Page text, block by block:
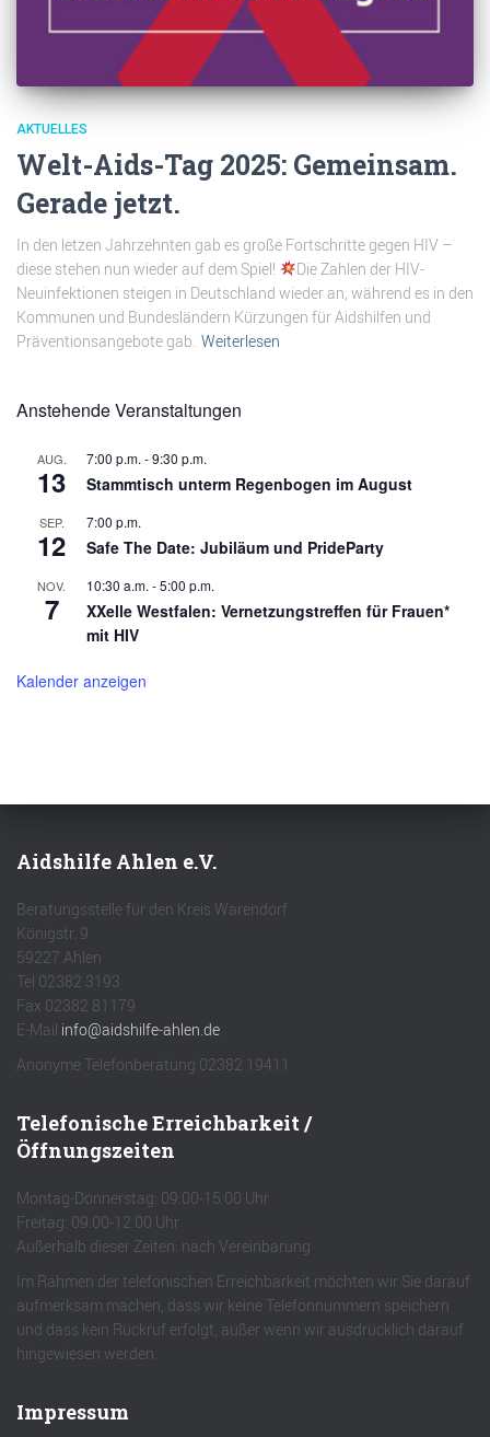
AKTUELLES
Welt-Aids-Tag 2025: Gemeinsam.
Gerade jetzt.
In den letzen Jahrzehnten gab es große Fortschritte gegen HIV –
diese stehen nun wieder auf dem Spiel!
Die Zahlen der HIV-
Neuinfektionen steigen in Deutschland wieder an, während es in den
Kommunen und Bundesländern Kürzungen für Aidshilfen und
Präventionsangebote gab. Weiterlesen
Anstehende Veranstaltungen
AUG.
13
7:00 p.m. -9:30 p.m.
Stammtisch unterm Regenbogen im August
SEP.
12
7:00 p.m.
Safe The Date: Jubiläum und PrideParty
NOV.
7
10:30 a.m. -5:00 p.m.
XXelle Westfalen: Vernetzungstreffen für Frauen*
mit HIV
Kalender anzeigen
Aidshilfe Ahlen e.V.
Beratungsstelle für den Kreis Warendorf
Königstr. 9
59227 Ahlen
Tel 02382 3193
Fax 02382 81179
E-Mail info@aidshilfe-ahlen.de
Anonyme Telefonberatung 02382 19411
Telefonische Erreichbarkeit /
Öffnungszeiten
Montag-Donnerstag: 09:00-15:00 Uhr
Freitag: 09:00-12:00 Uhr
Außerhalb dieser Zeiten: nach Vereinbarung
Im Rahmen der telefonischen Erreichbarkeit möchten wir Sie darauf
aufmerksam machen, dass wir keine Telefonnummern speichern
und dass kein Rückruf erfolgt, außer wenn wir ausdrücklich darauf
hingewiesen werden.
Impressum